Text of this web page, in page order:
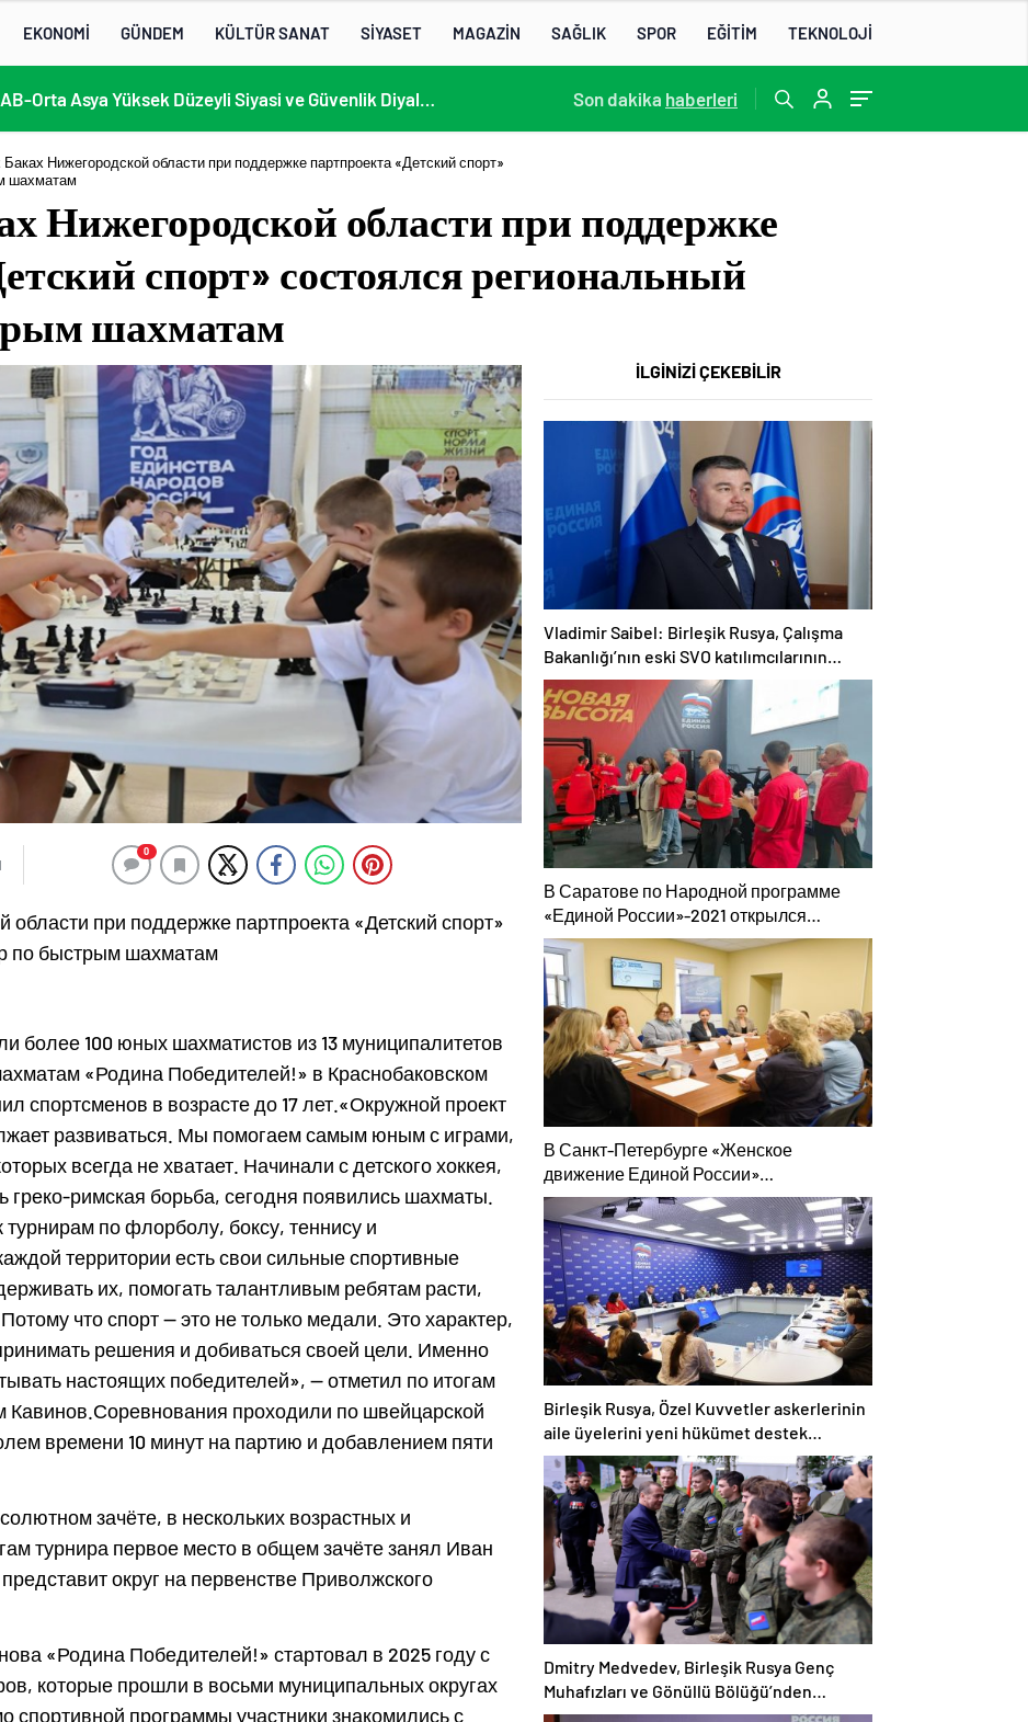
EKONOMİ GÜNDEM KÜLTÜR SANAT SİYASET MAGAZİN SAĞLIK SPOR EĞİTİM TEKNOLOJİ
22:07 /
Son dakika haberleri
Нижегородской области при поддержке партпроекта «Детский спорт»
шахматам
Нижегородской области при поддержке
спорт» состоялся региональный
шахматам
0
при поддержке партпроекта «Детский спорт»
по быстрым шахматам
более 100 юных шахматистов из 13 муниципалитетов
«Родина Победителей!» в Краснобаковском
спортсменов в возрасте до 17 лет.«Окружной проект
развиваться. Мы помогаем самым юным с играми,
всегда не хватает. Начинали с детского хоккея,
греко-римская борьба, сегодня появились шахматы.
по флорболу, боксу, теннису и
территории есть свои сильные спортивные
их, помогать талантливым ребятам расти,
что спорт — это не только медали. Это характер,
решения и добиваться своей цели. Именно
настоящих победителей», — отметил по итогам
Кавинов.Соревнования проходили по швейцарской
времени 10 минут на партию и добавлением пяти
зачёте, в нескольких возрастных и
турнира первое место в общем зачёте занял Иван
округ на первенстве Приволжского
«Родина Победителей!» стартовал в 2025 году с
которые прошли в восьми муниципальных округах
спортивной программы участники знакомились с
İLGİNİZİ ÇEKEBİLİR
Vladimir Saibel: Birleşik Rusya, Çalışma
Bakanlığı’nın eski SVO katılımcılarının
sosyal sözleşme edinme sürecini
basitleştirme kararını destekliyor
В Саратове по Народной программе
«Единой России»-2021 открылся
адаптивный спортзал «Новая высота»
В Санкт-Петербурге «Женское
движение Единой России»
сформировало предложения по
развитию городских программ
поддержки женщин
Birleşik Rusya, Özel Kuvvetler askerlerinin
aile üyelerini yeni hükümet destek
önlemleri hakkında bilgilendirdi
Dmitry Medvedev, Birleşik Rusya Genç
Muhafızları ve Gönüllü Bölüğü’nden
gönüllüleri cephe hatlarına kadar eşlik etti